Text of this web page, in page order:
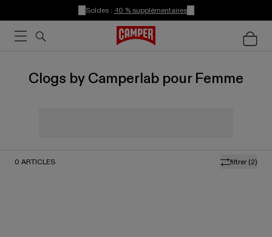
Soldes : -10 % supplémentaires
Clogs by Camperlab pour Femme
filtrer (2)
0 ARTICLES